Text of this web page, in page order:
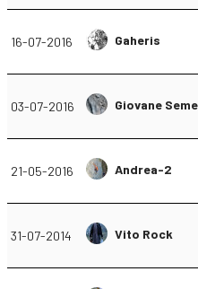
16-07-2016 Gaheris
03-07-2016 Giovane
21-05-2016 Andrea-2
31-07-2014 Vito Rock